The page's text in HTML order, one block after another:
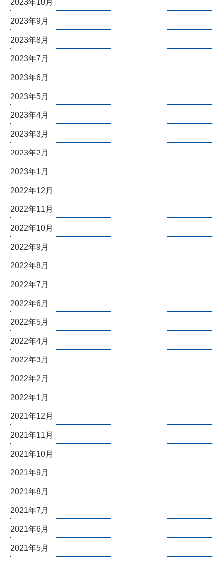
2023年10月
2023年9月
2023年8月
2023年7月
2023年6月
2023年5月
2023年4月
2023年3月
2023年2月
2023年1月
2022年12月
2022年11月
2022年10月
2022年9月
2022年8月
2022年7月
2022年6月
2022年5月
2022年4月
2022年3月
2022年2月
2022年1月
2021年12月
2021年11月
2021年10月
2021年9月
2021年8月
2021年7月
2021年6月
2021年5月